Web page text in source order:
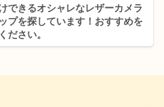
できるオシャレなレザーカメラ
プを探しています！おすすめを
ださい。